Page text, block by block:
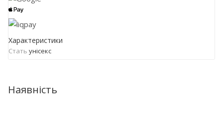
Характеристики
Стать унісекс
Наявність